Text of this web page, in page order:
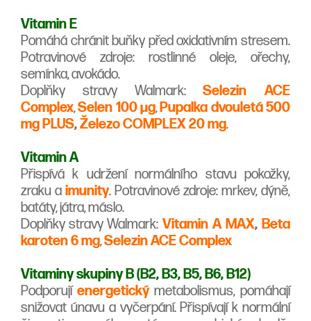
Vitamin E
Pomáhá chránit buňky před oxidativním stresem.
Potravinové zdroje: rostlinné oleje, ořechy,
semínka, avokádo.
Doplňky stravy Walmark:
Selezin ACE
Complex,Selen 100 µg, Pupalka dvouletá 500
mg PLUS,Železo COMPLEX 20 mg.
Vitamin A
Přispívá k udržení normálního stavu pokožky,
zraku a imunity. Potravinové zdroje: mrkev, dýně,
batáty, játra, máslo.
Doplňky stravy Walmark: Vitamin A MAX, Beta
karoten 6 mg,Selezin ACE Complex
Vitaminy skupiny B (B2, B3, B5, B6, B12)
Podporují energetickýmetabolismus, pomáhají
snižovat únavu a vyčerpání. Přispívají k normální